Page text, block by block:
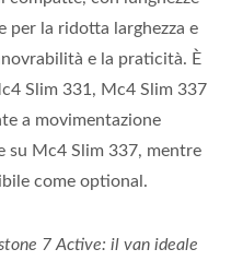
per la ridotta larghezza e
e la praticità. È
Slim 331, Mc4 Slim 337
a movimentazione
su Mc4 Slim 337, mentre
come optional.
7 Active: il van ideale